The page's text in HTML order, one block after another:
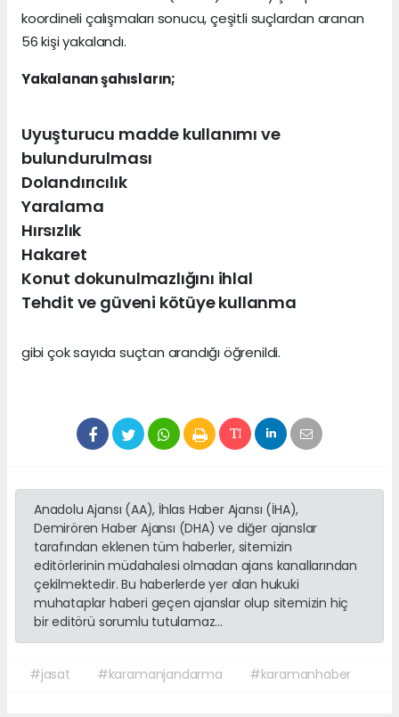
koordineli çalışmaları sonucu, çeşitli suçlardan aranan
56 kişi yakalandı.
Yakalanan şahısların;
Uyuşturucu madde kullanımı ve
bulundurulması
Dolandırıcılık
Yaralama
Hırsızlık
Hakaret
Konut dokunulmazlığını ihlal
Tehdit ve güveni kötüye kullanma
gibi çok sayıda suçtan arandığı öğrenildi.
Anadolu Ajansı (AA), İhlas Haber Ajansı (İHA),
Demirören Haber Ajansı (DHA) ve diğer ajanslar
tarafından eklenen tüm haberler, sitemizin
editörlerinin müdahalesi olmadan ajans kanallarından
çekilmektedir. Bu haberlerde yer alan hukuki
muhataplar haberi geçen ajanslar olup sitemizin hiç
bir editörü sorumlu tutulamaz...
#jasat #karamanjandarma #karamanhaber